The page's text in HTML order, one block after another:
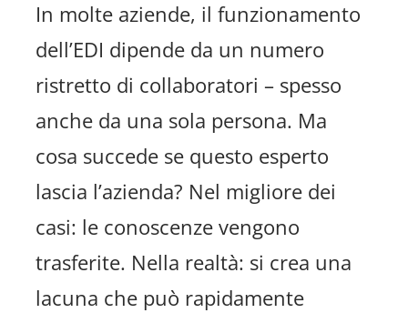
In molte aziende, il funzionamento
dell’EDI dipende da un numero
ristretto di collaboratori – spesso
anche da una sola persona. Ma
cosa succede se questo esperto
lascia l’azienda? Nel migliore dei
casi: le conoscenze vengono
trasferite. Nella realtà: si crea una
lacuna che può rapidamente